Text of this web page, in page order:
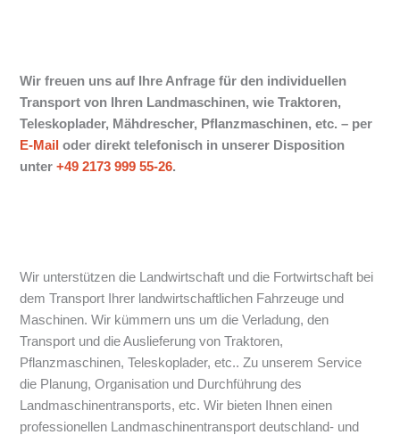
Wir freuen uns auf Ihre Anfrage für den individuellen
Transport von Ihren Landmaschinen, wie Traktoren,
Teleskoplader, Mähdrescher, Pflanzmaschinen, etc. – per
E-Mail oder direkt telefonisch in unserer Disposition
unter+49 2173 999 55-26.
Wir unterstützen die Landwirtschaft und die Fortwirtschaft bei
dem Transport Ihrer landwirtschaftlichen Fahrzeuge und
Maschinen. Wir kümmern uns um die Verladung, den
Transport und die Auslieferung von Traktoren,
Pflanzmaschinen, Teleskoplader, etc.. Zu unserem Service
die Planung, Organisation und Durchführung des
Landmaschinentransports, etc. Wir bieten Ihnen einen
professionellen Landmaschinentransport deutschland- und